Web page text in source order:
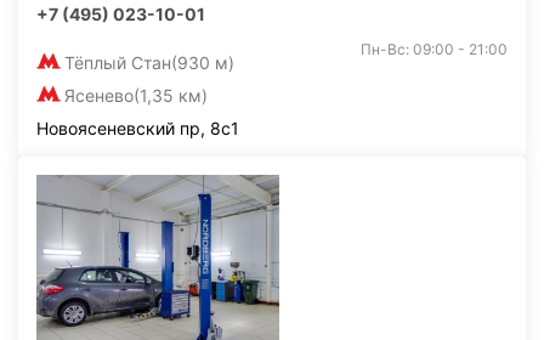
+7 (495) 023-10-01
Тёплый Стан(930 м)
Ясенево(1,35 км)
Пн-Вс: 09:00 - 21:00
Новоясеневский пр, 8с1